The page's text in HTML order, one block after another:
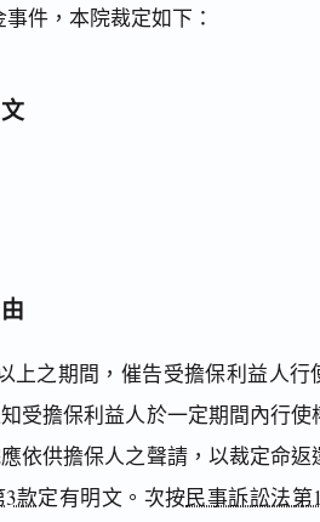
件，本院裁定如下：
上之期間，催告受擔保利益人行
受擔保利益人於一定期間內行使
依供擔保人之聲請，以裁定命返
款定有明文。次按民事訴訟法第